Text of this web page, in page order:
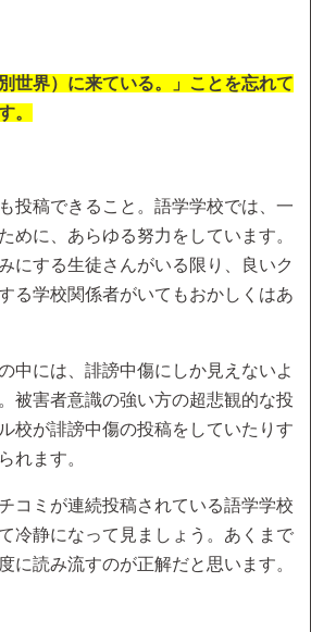
世界）に来ている。」ことを忘れて
。
投稿できること。語学学校では、一
めに、あらゆる努力をしています。
にする生徒さんがいる限り、良いク
る学校関係者がいてもおかしくはあ
中には、誹謗中傷にしか見えないよ
被害者意識の強い方の超悲観的な投
校が誹謗中傷の投稿をしていたりす
れます。
コミが連続投稿されている語学学校
冷静になって見ましょう。あくまで
に読み流すのが正解だと思います。